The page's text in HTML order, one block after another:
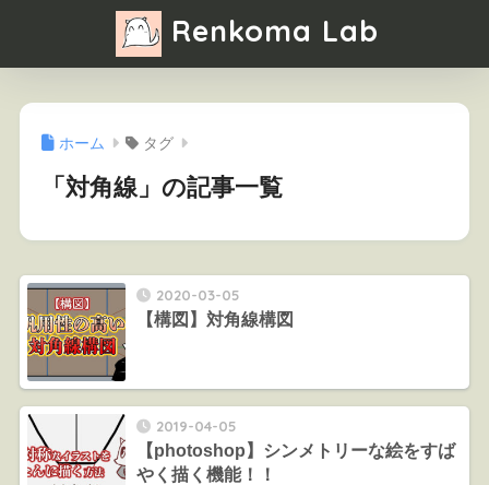
Renkoma Lab
ホーム タグ
「対角線」の記事一覧
2020-03-05
【構図】対角線構図
2019-04-05
【photoshop】シンメトリーな絵をすば
やく描く機能！！